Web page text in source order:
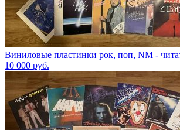
Виниловые пластинки рок, поп, NM -
10 000 руб.